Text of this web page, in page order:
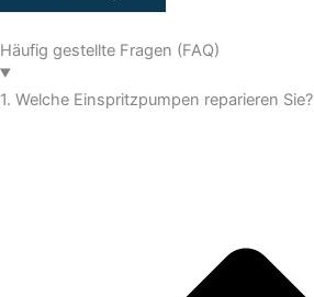
Häufig gestellte Fragen (FAQ)
1. Welche Einspritzpumpen reparieren Sie?